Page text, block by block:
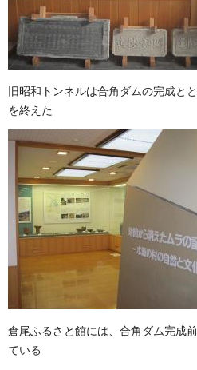
旧昭和トンネルは合角ダムの完成と
を終えた
倉尾ふるさと館には、合角ダム完成
ている